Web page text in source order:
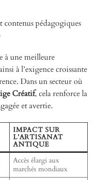
contenus pédagogiques
à une meilleure
à l’exigence croissante
Dans un secteur où
Créatif, cela renforce la
et avertie.
IMPACT SUR
L’ARTISANAT
ANTIQUE
Accès élargi aux
marchés mondiaux